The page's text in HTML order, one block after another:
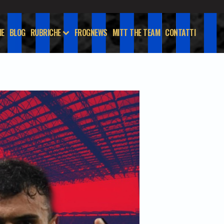
BLOG RUBRICHE FROGNEWS MITT THE TEAM CONTATTI